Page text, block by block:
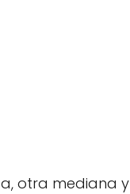
otra mediana y